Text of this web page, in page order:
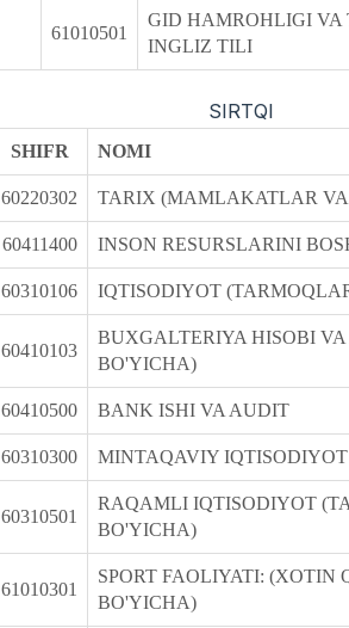
61010501
GID HAMROHLIGI VA
INGLIZ TILI
SIRTQI
SHIFR NOMI
60220302 TARIX (MAMLAKATLAR
60411400 INSON RESURSLARINI
60310106 IQTISODIYOT
60410103
BUXGALTERIYA HISOBI
BO'YICHA)
60410500 BANK ISHI VA AUDIT
60310300 MINTAQAVIY IQTISODIYOT
60310501
RAQAMLI IQTISODIYOT
BO'YICHA)
61010301
SPORT FAOLIYATI: (XOTIN
BO'YICHA)